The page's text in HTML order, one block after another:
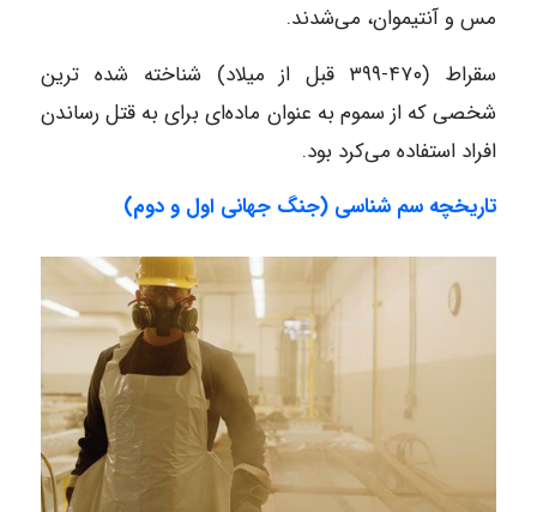
مس و آنتیموان، می‌شدند.
سقراط (۴۷۰-۳۹۹ قبل از میلاد) شناخته شده ترین
شخصی که از سموم به عنوان ماده‌ای برای به قتل رساندن
افراد استفاده می‌کرد بود.
تاریخچه سم شناسی (جنگ جهانی اول و دوم)